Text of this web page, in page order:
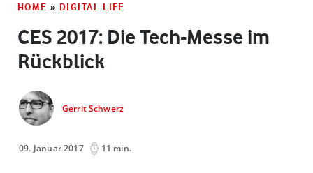
HOME » DIGITAL LIFE
CES 2017: Die Tech-Messe im
Rückblick
Gerrit Schwerz
09. Januar 2017 11 min.